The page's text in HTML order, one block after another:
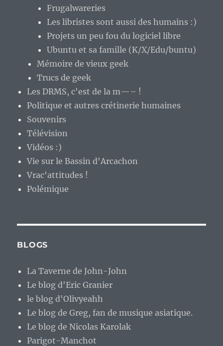
Frugalwareries
Les libristes sont aussi des humains :)
Projets un peu fou du logiciel libre
Ubuntu et sa famille (K/X/Edu/buntu)
Mémoire de vieux geek
Trucs de geek
Les DRMS, c'est de la m—– !
Politique et autres crétinerie humaines
Souvenirs
Télévision
Vidéos :)
Vie sur le Bassin d'Arcachon
Vrac'attitudes !
Polémique
BLOGS
La Taverne de John-John
Le blog d'Eric Granier
le blog d'Olivyeahh
Le blog de Greg, fan de musique asiatique.
Le blog de Nicolas Karolak
Parigot-Manchot